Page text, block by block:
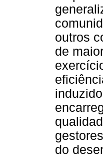
outros
de
do